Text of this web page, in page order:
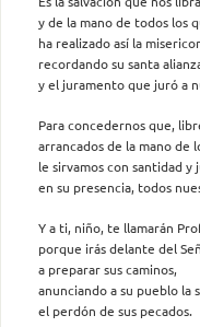
y de la mano de todos los
ha realizado así la
recordando su santa
y el juramento que juró a
Para concedernos que,
arrancados de la mano de
le sirvamos con santidad y
en su presencia, todos
Y a ti, niño, te llamarán
porque irás delante del
a preparar sus caminos,
anunciando a su pueblo la
el perdón de sus pecados.